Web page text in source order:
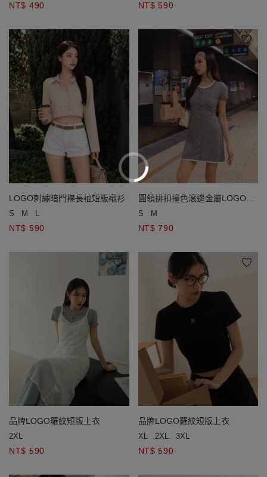
NT$ 490 NT$ 590
LOGO刺繡暗門襟長袖短版襯衫
S M L
NT$ 590
圓領排扣撞色滾邊金屬LOGO綴
飾短袖針織短洋裝
S M
NT$ 790
品牌LOGO羅紋短版上衣
2XL
NT$ 590
品牌LOGO羅紋短版上衣
XL 2XL 3XL
NT$ 590